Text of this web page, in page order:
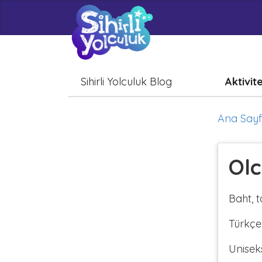
Sihirli Yolculuk Blog
Ana
Baht,
Türkçe